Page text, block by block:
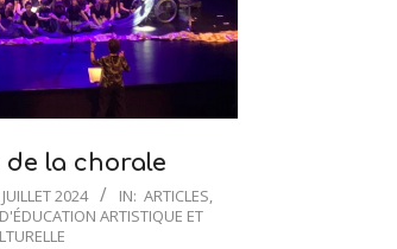
de la chorale
2024 IN: ARTICLES,
ARTISTIQUE ET